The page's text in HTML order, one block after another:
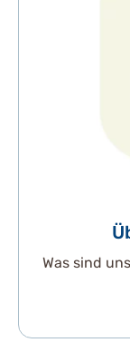
Was sind